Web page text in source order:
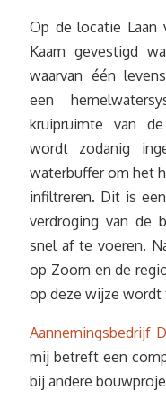
Op de locatie Laan
Kaam gevestigd
waarvan één
een
kruipruimte van
wordt zodanig
waterbuffer om het
infiltreren. Dit is
verdroging van de
snel af te voeren.
op Zoom en de
op deze wijze wordt
Aannemingsbedrijf
mij betreft een
bij andere